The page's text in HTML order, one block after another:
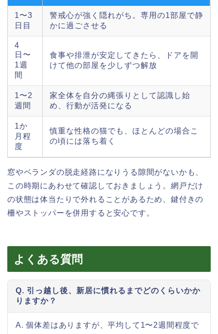
1〜3
日目
警戒心が強く隠れがち。専用の1部屋で静
かに過ごさせる
4
日〜
1週
間
食事や排泄が安定してきたら、ドアを開
けて他の部屋を少しずつ解放
1〜2
週間
家全体を自分の縄張りとして認識し始
め、行動が活発になる
1か
月程
度
慎重な性格の猫でも、ほとんどの場合こ
の頃には落ち着く
窓やベランダの脱走経路になりうる隙間がないかも、
この時期にあわせて確認しておきましょう。網戸だけ
の状態は体当たりで外れることがあるため、鍵付きの
柵やストッパーを併用すると安心です。
よくある質問
Q. 引っ越し後、新居に慣れるまでどのくらいかか
りますか？
A. 個体差はありますが、平均して1〜2週間程度で